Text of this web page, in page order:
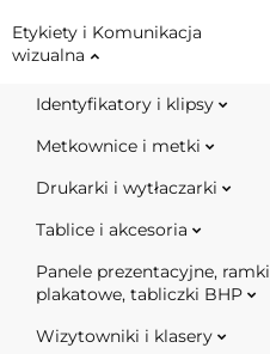
Etykiety i Komunikacja
wizualna
Identyfikatory i klipsy
Metkownice i metki
Drukarki i wytłaczarki
Tablice i akcesoria
Panele prezentacyjne, ramki
plakatowe, tabliczki BHP
Wizytowniki i klasery